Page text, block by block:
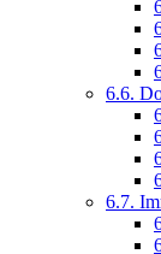
6.6.
6.7.